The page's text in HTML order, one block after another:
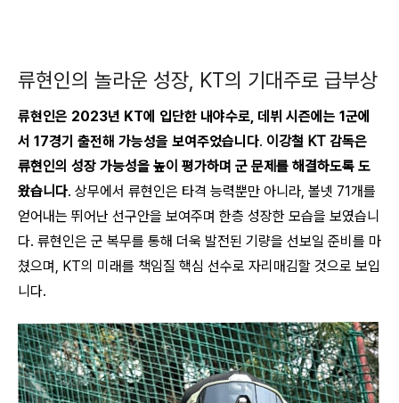
류현인의 놀라운 성장, KT의 기대주로 급부상
류현인은 2023년 KT에 입단한 내야수로, 데뷔 시즌에는 1군에
서 17경기 출전해 가능성을 보여주었습니다. 이강철 KT 감독은
류현인의 성장 가능성을 높이 평가하며 군 문제를 해결하도록 도
왔습니다. 상무에서 류현인은 타격 능력뿐만 아니라, 볼넷 71개를
얻어내는 뛰어난 선구안을 보여주며 한층 성장한 모습을 보였습니
다. 류현인은 군 복무를 통해 더욱 발전된 기량을 선보일 준비를 마
쳤으며, KT의 미래를 책임질 핵심 선수로 자리매김할 것으로 보입
니다.